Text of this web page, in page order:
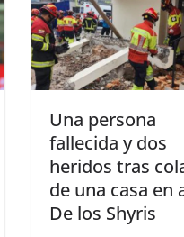
Una persona
fallecida y dos
heridos tras
de una casa en
De los Shyris